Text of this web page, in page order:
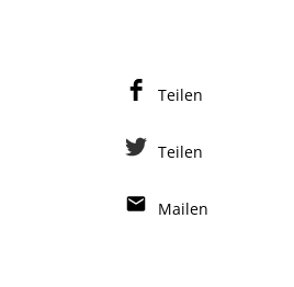
Teilen
Teilen
Mailen